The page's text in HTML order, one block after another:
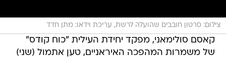
צילום: סרטון חובבים שהועלה לרשת, עריכת וידאו: מתן חדד
קאסם סולימאני, מפקד יחידת העילית "כוח קודס"
של משמרות המהפכה האיראניים, טען אתמול (שני)